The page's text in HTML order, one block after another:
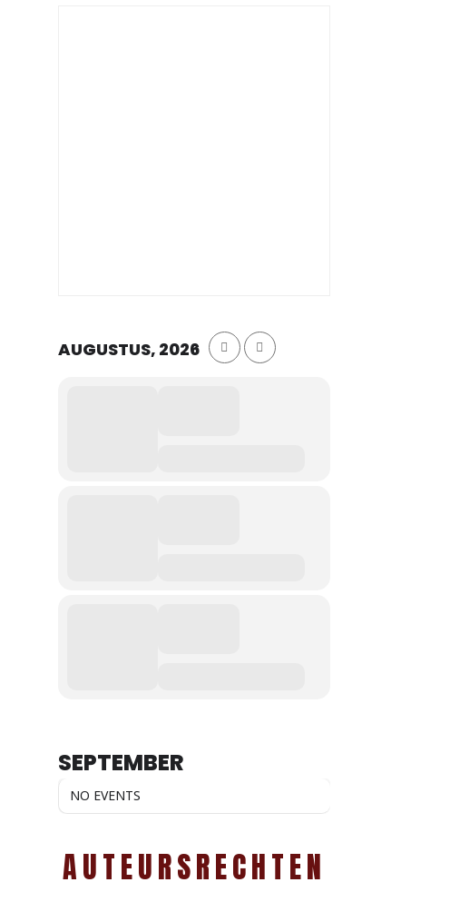
AUGUSTUS, 2026
SEPTEMBER
NO EVENTS
AUTEURSRECHTEN